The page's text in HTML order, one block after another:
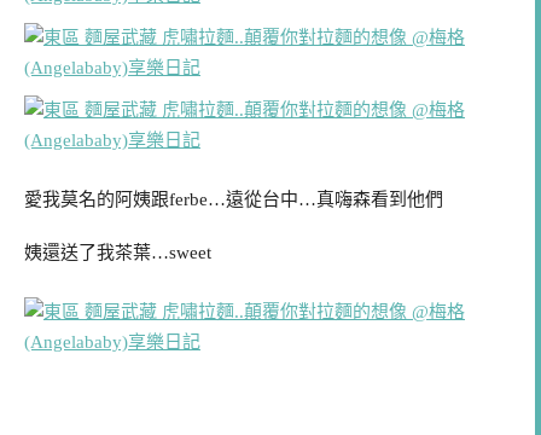
愛我莫名的阿姨跟ferbe…遠從台中…真嗨森看到他們
姨還送了我茶葉…sweet